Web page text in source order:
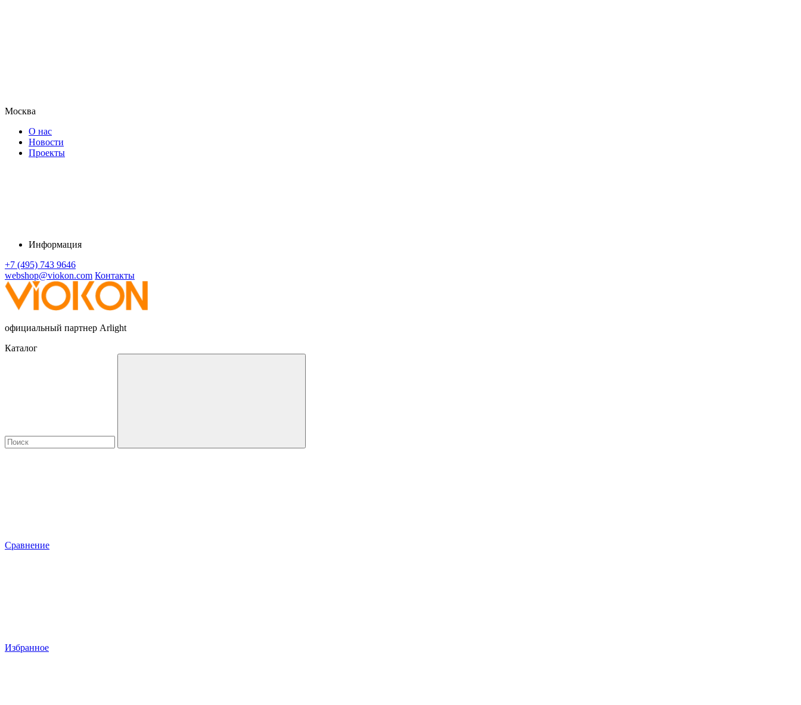
Москва
О нас
Новости
Проекты
Информация
+7 (495) 743 9646
webshop@viokon.com Контакты
официальный партнер Arlight
Каталог
Сравнение
Избранное